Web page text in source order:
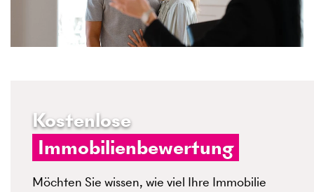
Kostenlose
Immobilienbewertung
Möchten Sie wissen, wie viel Ihre Immobilie